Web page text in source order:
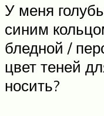
У меня
синим
бледной /
цвет теней
носить?